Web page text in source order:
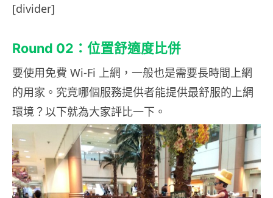
[divider]
Round 02：位置舒適度比併
要使用免費 Wi-Fi 上網，一般也是需要長時間上網
的用家。究竟哪個服務提供者能提供最舒服的上網
環境？以下就為大家評比一下。